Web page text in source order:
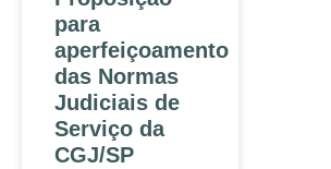
para
aperfeiçoamento
das Normas
Judiciais de
Serviço da
CGJ/SP